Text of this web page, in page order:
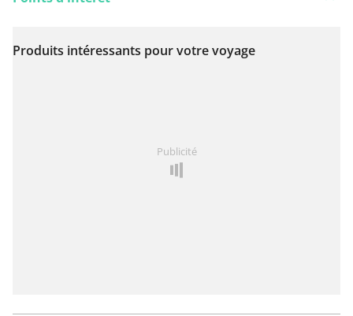
Voir sur la carte
Produits intéressants pour votre voyage
Publicité